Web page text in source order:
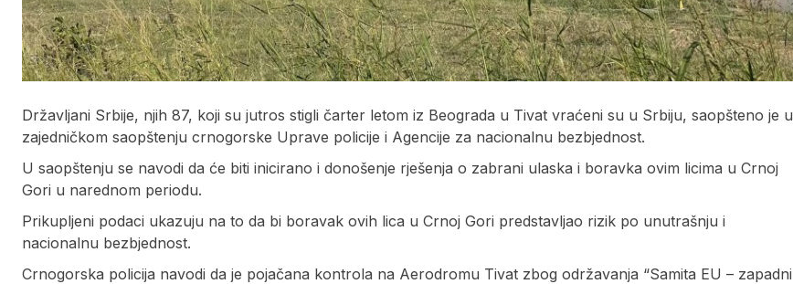
Državljani Srbije, njih 87, koji su jutros stigli čarter letom iz Beograda u Tivat vraćeni su u Srbiju, saopšteno je u
zajedničkom saopštenju crnogorske Uprave policije i Agencije za nacionalnu bezbjednost.
U saopštenju se navodi da će biti inicirano i donošenje rješenja o zabrani ulaska i boravka ovim licima u Crnoj
Gori u narednom periodu.
Prikupljeni podaci ukazuju na to da bi boravak ovih lica u Crnoj Gori predstavljao rizik po unutrašnju i
nacionalnu bezbjednost.
Crnogorska policija navodi da je pojačana kontrola na Aerodromu Tivat zbog održavanja “Samita EU – zapadni